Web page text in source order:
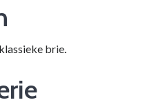
brie.